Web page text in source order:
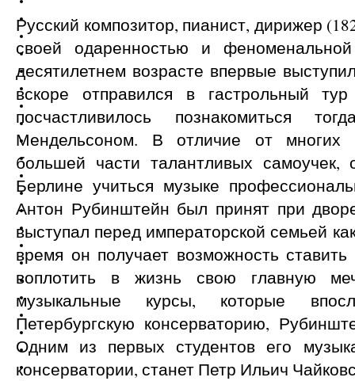
Русский композитор, пианист, дирижер
своей одаренностью и
десятилетнем возрасте впервые
вскоре отправился в гастрольный
посчастливилось познакомиться
Мендельсоном. В отличие от многих
большей части талантливых самоучек,
Берлине учиться музыке
Антон Рубинштейн был принят при
выступал перед императорской семьей
время он получает возможность
воплотить в жизнь свою главную
музыкальные курсы, которые
Петербургскую консерваторию,
Одним из первых студентов его
консерватории, станет Петр Ильич